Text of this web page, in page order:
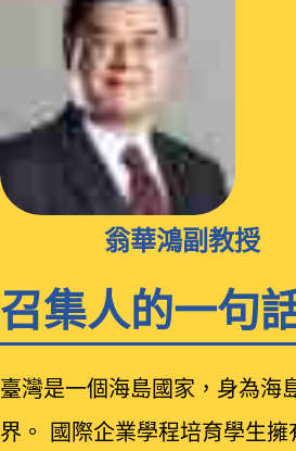
翁華鴻副教授
召集人的一句
臺灣是一個海島國家，身為海
界。 國際企業學程培育學生